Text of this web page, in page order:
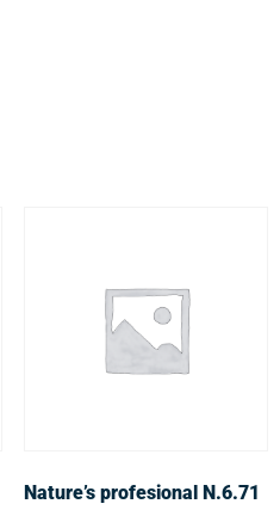
Nature’s profesional N.6.71